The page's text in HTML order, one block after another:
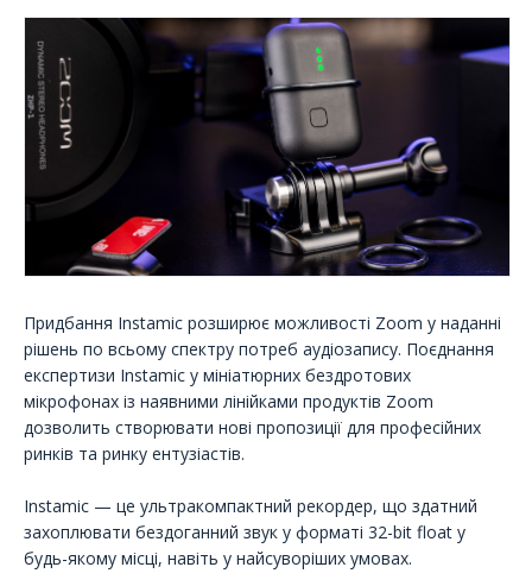
Придбання Instamic розширює можливості Zoom у наданні
рішень по всьому спектру потреб аудіозапису. Поєднання
експертизи Instamic у мініатюрних бездротових
мікрофонах із наявними лінійками продуктів Zoom
дозволить створювати нові пропозиції для професійних
ринків та ринку ентузіастів.
Instamic — це ультракомпактний рекордер, що здатний
захоплювати бездоганний звук у форматі 32-bit float у
будь-якому місці, навіть у найсуворіших умовах.